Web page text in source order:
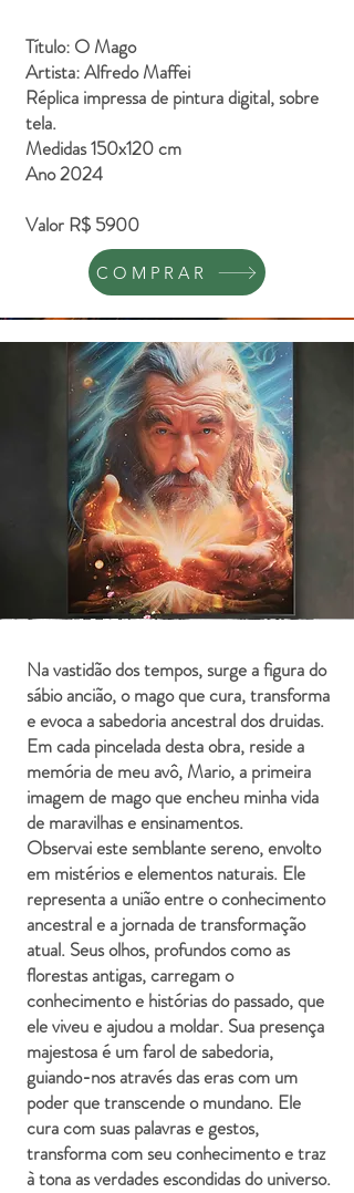
Título: O Mago
Artista: Alfredo Maffei
Réplica impressa de pintura digital, sobre
tela.
Medidas 150x120 cm
Ano 2024
Valor R$ 5900
COMPRAR
Na vastidão dos tempos, surge a figura do
sábio ancião, o mago que cura, transforma
e evoca a sabedoria ancestral dos druidas.
Em cada pincelada desta obra, reside a
memória de meu avô, Mario, a primeira
imagem de mago que encheu minha vida
de maravilhas e ensinamentos.
Observai este semblante sereno, envolto
em mistérios e elementos naturais. Ele
representa a união entre o conhecimento
ancestral e a jornada de transformação
atual. Seus olhos, profundos como as
florestas antigas, carregam o
conhecimento e histórias do passado, que
ele viveu e ajudou a moldar. Sua presença
majestosa é um farol de sabedoria,
guiando-nos através das eras com um
poder que transcende o mundano. Ele
cura com suas palavras e gestos,
transforma com seu conhecimento e traz
à tona as verdades escondidas do universo.